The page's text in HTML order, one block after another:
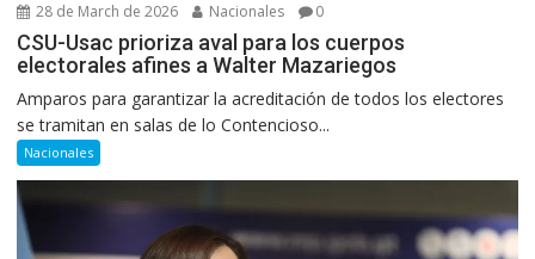
28 de March de 2026 Nacionales 0
CSU-Usac prioriza aval para los cuerpos
electorales afines a Walter Mazariegos
Amparos para garantizar la acreditación de todos los electores
se tramitan en salas de lo Contencioso...
Nacionales